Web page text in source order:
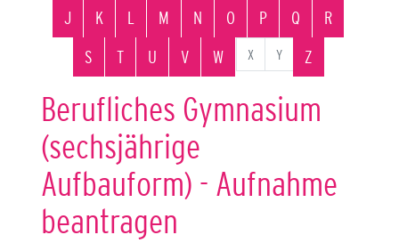
J
K L M N O P Q
R
S
T U V W X Y Z
Berufliches Gymnasium
(sechsjährige
Aufbauform) - Aufnahme
beantragen